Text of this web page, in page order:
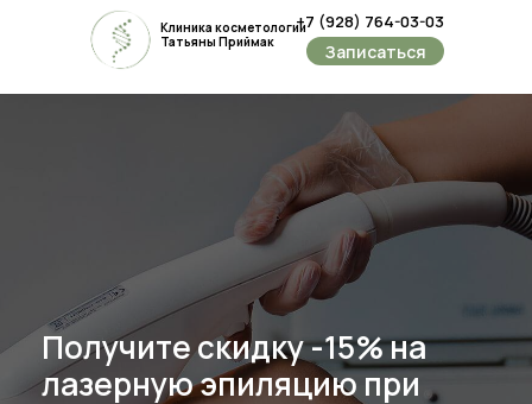
Клиника косметологии
Татьяны Приймак
+7 (928) 764-03-03
Записаться
Получите скидку -15% на
лазерную эпиляцию при